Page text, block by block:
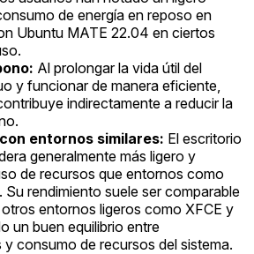
de energía en reposo en
Ubuntu MATE 22.04 en ciertos
Al prolongar la vida útil del
y funcionar de manera eficiente,
indirectamente a reducir la
entornos similares: El escritorio
generalmente más ligero y
de recursos que entornos como
Su rendimiento suele ser comparable
entornos ligeros como XFCE y
un buen equilibrio entre
consumo de recursos del sistema.